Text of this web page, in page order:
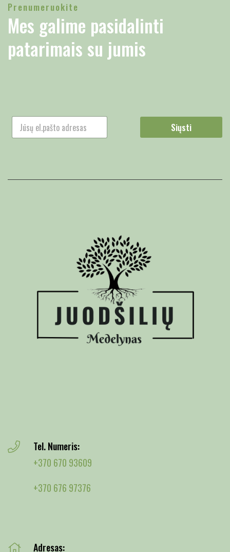
Prenumeruokite
Mes galime pasidalinti
patarimais su jumis
Siųsti
Tel. Numeris:
+370 670 93609
+370 676 97376
Adresas: